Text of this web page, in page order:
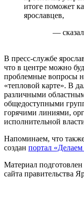
итоге поможет
ярославцев,
—
В пресс-службе
что в центре можно
проблемные вопросы
«тепловой карте». В
различными
общедоступными
горячими линиями,
исполнительной
Напоминаем, что
создан портал «Делаем
Материал
сайта правительства